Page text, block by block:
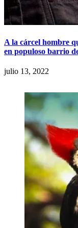
A la cárcel hombre
en populoso barrio
julio 13, 2022